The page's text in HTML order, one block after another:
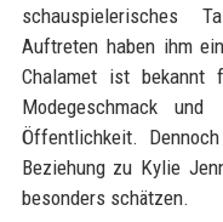
schauspielerisches
Auftreten haben ihm
Chalamet ist bekannt
Modegeschmack
Öffentlichkeit.
Beziehung zu Kylie
besonders schätzen.